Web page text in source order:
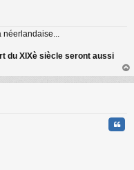
néerlandaise...
du XIXè siècle seront aussi
au